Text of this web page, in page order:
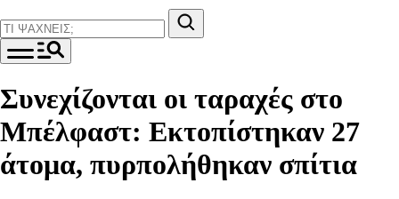
Συνεχίζονται οι ταραχές στο
Μπέλφαστ: Εκτοπίστηκαν 27
άτομα, πυρπολήθηκαν σπίτια